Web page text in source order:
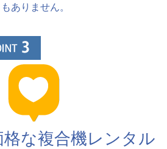
ありません。
格な複合機レンタル